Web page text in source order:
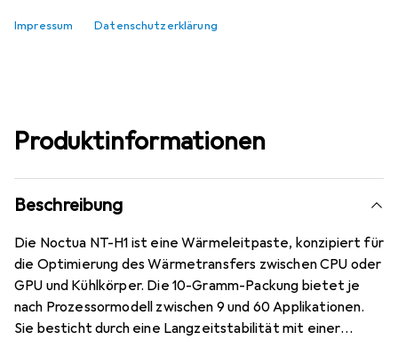
Impressum Datenschutzerklärung
Produktinformationen
Beschreibung
Die Noctua NT-H1 ist eine Wärmeleitpaste, konzipiert für
die Optimierung des Wärmetransfers zwischen CPU oder
GPU und Kühlkörper. Die 10-Gramm-Packung bietet je
nach Prozessormodell zwischen 9 und 60 Applikationen.
Sie besticht durch eine Langzeitstabilität mit einer